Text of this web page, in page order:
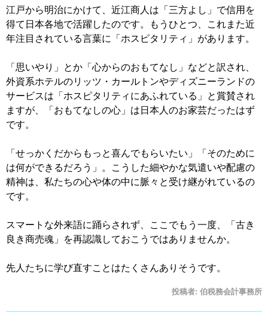
江戸から明治にかけて、近江商人は「三方よし」で信用を
得て日本各地で活躍したのです。もうひとつ、これまた近
年注目されている言葉に「ホスピタリティ」があります。
「思いやり」とか「心からのおもてなし」などと訳され、
外資系ホテルのリッツ・カールトンやディズニーランドの
サービスは「ホスピタリティにあふれている」と賞賛され
ますが、「おもてなしの心」は日本人のお家芸だったはず
です。
「せっかくだからもっと喜んでもらいたい」「そのために
は何ができるだろう」。こうした細やかな気遣いや配慮の
精神は、私たちの心や体の中に脈々と受け継がれているの
です。
スマートな外来語に踊らされず、ここでもう一度、「古き
良き商売魂」を再認識しておこうではありませんか。
先人たちに学び直すことはたくさんありそうです。
投稿者: 伯税務会計事務所